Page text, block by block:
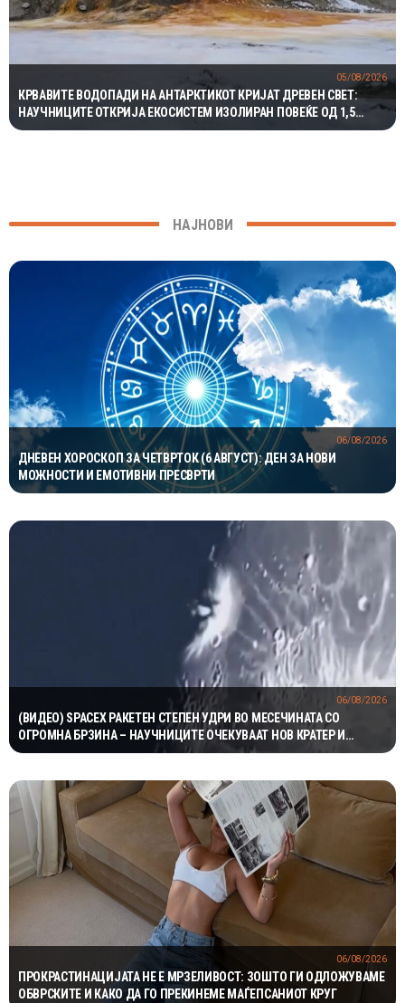
КРВАВИТЕ ВОДОПАДИ НА АНТАРКТИКОТ КРИЈАТ ДРЕВЕН СВЕТ:
НАУЧНИЦИТЕ ОТКРИЈА ЕКОСИСТЕМ ИЗОЛИРАН ПОВЕЌЕ ОД 1,5
МИЛИОНИ ГОДИНИ
05/08/2026
НАЈНОВИ
ДНЕВЕН ХОРОСКОП ЗА ЧЕТВРТОК (6 АВГУСТ): ДЕН ЗА НОВИ
МОЖНОСТИ И ЕМОТИВНИ ПРЕСВРТИ
06/08/2026
(ВИДЕО) SPACEX РАКЕТЕН СТЕПЕН УДРИ ВО МЕСЕЧИНАТА СО
ОГРОМНА БРЗИНА – НАУЧНИЦИТЕ ОЧЕКУВААТ НОВ КРАТЕР И
ВАЖНИ СОЗНАНИЈА
06/08/2026
ПРОКРАСТИНАЦИЈАТА НЕ Е МРЗЕЛИВОСТ: ЗОШТО ГИ ОДЛОЖУВАМЕ
ОБВРСКИТЕ И КАКО ДА ГО ПРЕКИНЕМЕ МАЃЕПСАНИОТ КРУГ
06/08/2026